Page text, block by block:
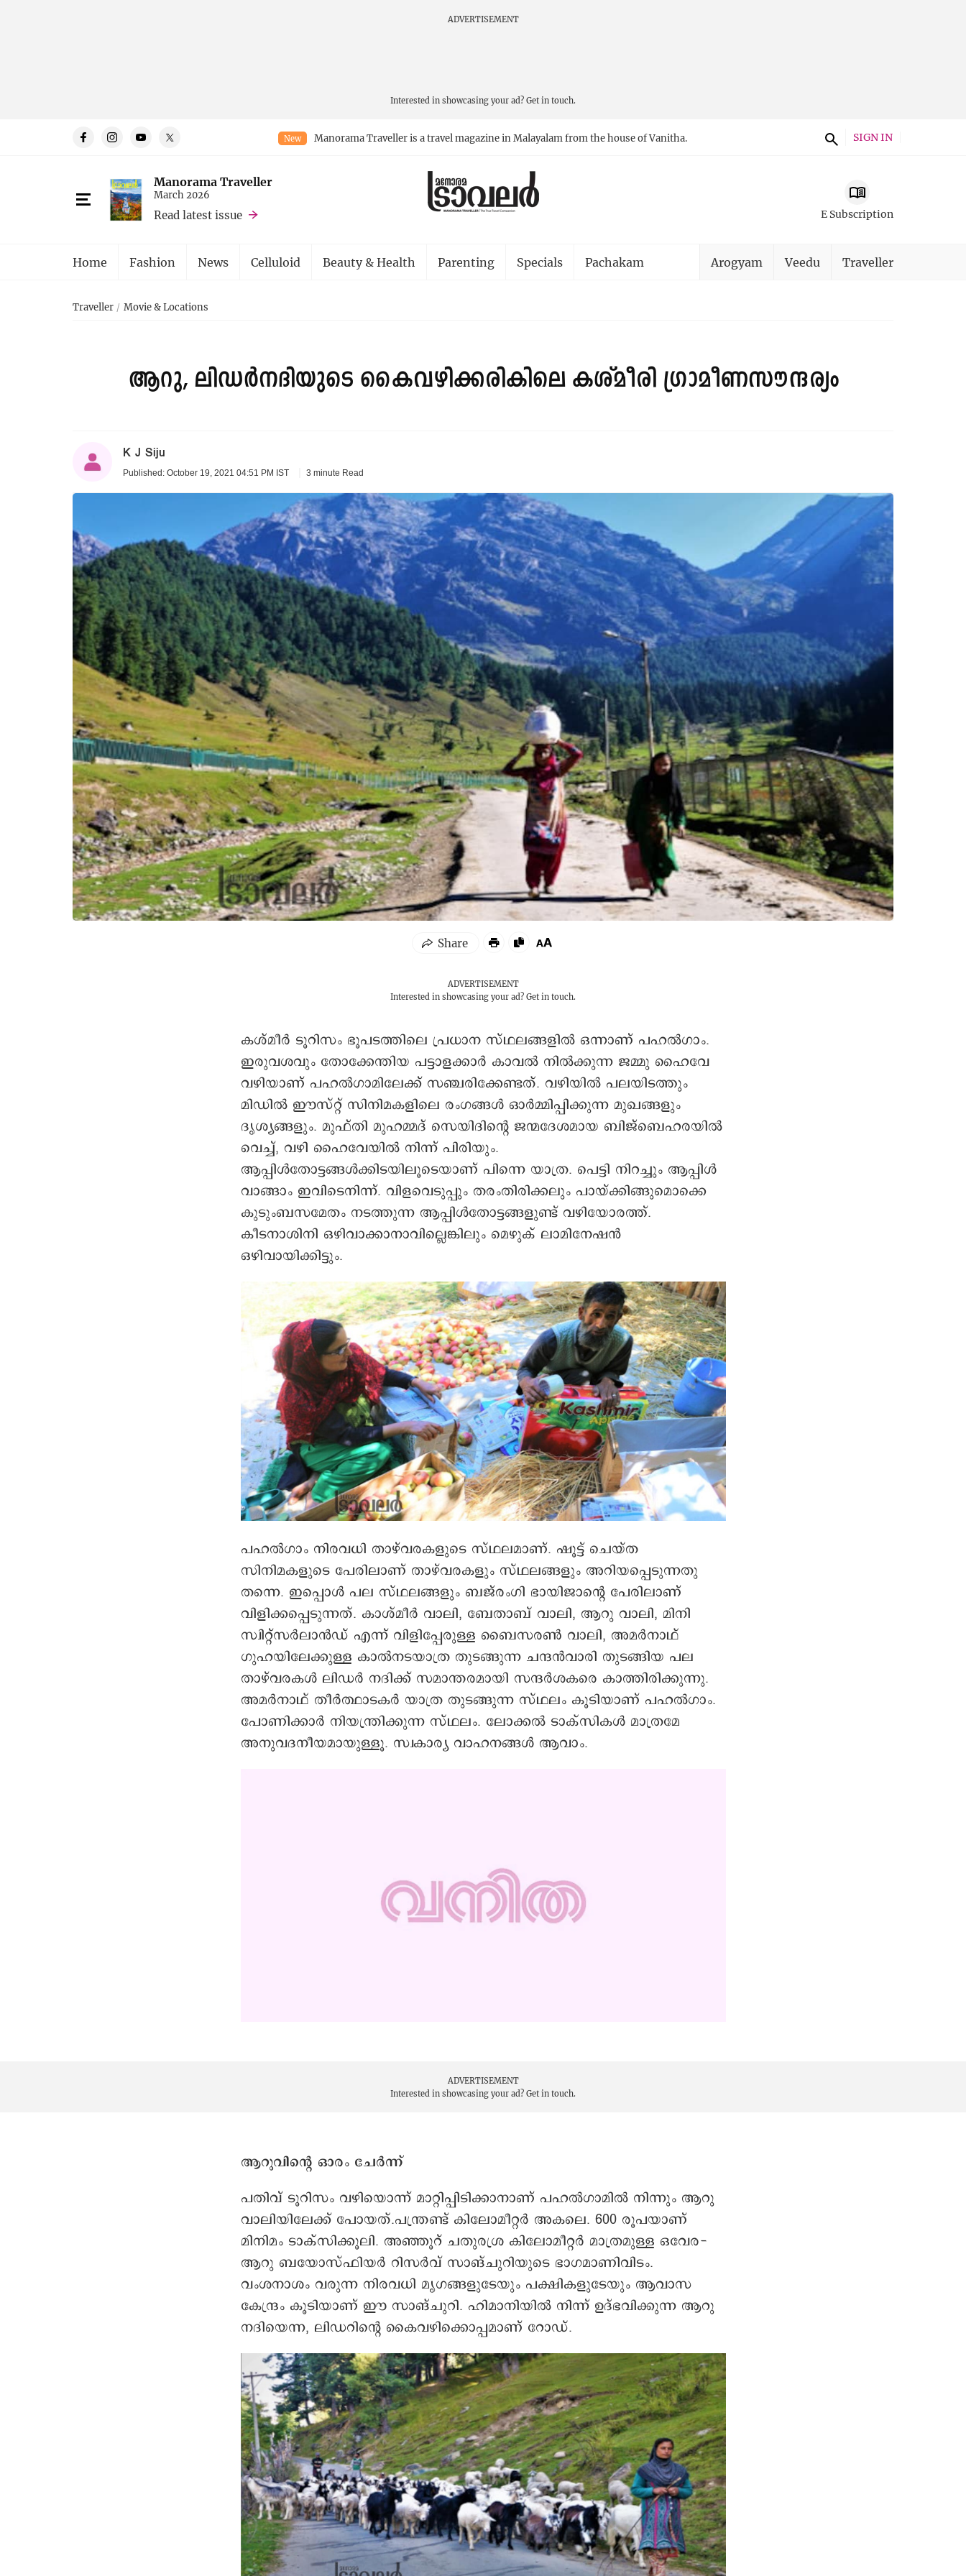
ADVERTISEMENT
Interested in showcasing your ad? Get in touch.
New Manorama Traveller is a travel magazine in Malayalam from the house of Vanitha. SIGN IN
Manorama Traveller
March 2026
Read latest issue E Subscription
Home Fashion News Celluloid Beauty & Health Parenting Specials Pachakam Arogyam Veedu Traveller
Traveller Movie & Locations
ആറു, ലിഡർനദിയുടെ കൈവഴിക്കരികിലെ കശ്മീരി ഗ്രാമീണസൗന്ദര്യം
K J Siju
Published: October 19, 2021 04:51 PM IST 3 minute Read
ADVERTISEMENT
Interested in showcasing your ad? Get in touch.
കശ്മീർ ടൂറിസം ഭൂപടത്തിലെ പ്രധാന സ്ഥലങ്ങളിൽ ഒന്നാണ് പഹൽഗാം.
ഇരുവശവും തോക്കേന്തിയ പട്ടാളക്കാർ കാവൽ നിൽക്കുന്ന ജമ്മു ഹൈവേ
വഴിയാണ് പഹൽഗാമിലേക്ക് സഞ്ചരിക്കേണ്ടത്. വഴിയിൽ പലയിടത്തും
മിഡിൽ ഈസ്റ്റ് സിനിമകളിലെ രംഗങ്ങൾ ഓർമ്മിപ്പിക്കുന്ന മുഖങ്ങളും
ദൃശ്യങ്ങളും. മുഫ്തി മുഹമ്മദ് സെയിദിന്റെ ജന്മദേശമായ ബിജ്ബെഹരയിൽ
വെച്ച്, വഴി ഹൈവേയിൽ നിന്ന് പിരിയും.
ആപ്പിൾതോട്ടങ്ങൾക്കിടയിലൂടെയാണ് പിന്നെ യാത്ര. പെട്ടി നിറച്ചും ആപ്പിൾ
വാങ്ങാം ഇവിടെനിന്ന്. വിളവെടുപ്പും തരംതിരിക്കലും പായ്ക്കിങ്ങുമൊക്കെ
കുടുംബസമേതം നടത്തുന്ന ആപ്പിൾതോട്ടങ്ങളുണ്ട് വഴിയോരത്ത്.
കീടനാശിനി ഒഴിവാക്കാനാവില്ലെങ്കിലും മെഴുക് ലാമിനേഷൻ
ഒഴിവായിക്കിട്ടും.
പഹൽഗാം നിരവധി താഴ്‌വരകളുടെ സ്ഥലമാണ്. ഷൂട്ട് ചെയ്ത
സിനിമകളുടെ പേരിലാണ് താഴ്‌വരകളും സ്ഥലങ്ങളും അറിയപ്പെടുന്നതു
തന്നെ. ഇപ്പൊൾ പല സ്ഥലങ്ങളും ബജ്‌രംഗി ഭായിജാന്റെ പേരിലാണ്
വിളിക്കപ്പെടുന്നത്. കാശ്മീർ വാലി, ബേതാബ് വാലി, ആറു വാലി, മിനി
സ്വിറ്റ്സർലാൻഡ് എന്ന് വിളിപ്പേരുള്ള ബൈസരൺ വാലി, അമർനാഥ്
ഗുഹയിലേക്കുള്ള കാൽനടയാത്ര തുടങ്ങുന്ന ചന്ദൻവാരി തുടങ്ങിയ പല
താഴ്‌വരകൾ ലിഡർ നദിക്ക് സമാന്തരമായി സന്ദർശകരെ കാത്തിരിക്കുന്നു.
അമർനാഥ് തീർത്ഥാടകർ യാത്ര തുടങ്ങുന്ന സ്ഥലം കൂടിയാണ് പഹൽഗാം.
പോണിക്കാർ നിയന്ത്രിക്കുന്ന സ്ഥലം. ലോക്കൽ ടാക്സികൾ മാത്രമേ
അനുവദനീയമായുള്ളൂ. സ്വകാര്യ വാഹനങ്ങൾ ആവാം.
Interested in showcasing your ad?
വാലിയിലേക്ക് പോയത്.പന്ത്രണ്ട് കിലോമീറ്റർ അകലെ. 600 രൂപയാണ്
മിനിമം ടാക്സിക്കൂലി. അഞ്ഞൂറ് ചതുരശ്ര കിലോമീറ്റർ മാത്രമുള്ള ഒവേര-
ആറു ബയോസ്ഫിയർ റിസർവ് സാങ്ചുറിയുടെ ഭാഗമാണിവിടം.
വംശനാശം വരുന്ന നിരവധി മൃഗങ്ങളുടേയും പക്ഷികളുടേയും ആവാസ
കേന്ദ്രം കൂടിയാണ് ഈ സാങ്ചുറി. ഹിമാനിയിൽ നിന്ന് ഉദ്ഭവിക്കുന്ന ആറു
നദിയെന്ന, ലിഡറിന്റെ കൈവഴിക്കൊപ്പമാണ് റോഡ്.